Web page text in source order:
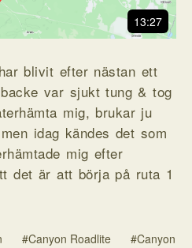
13:27
blivit efter nästan ett
var sjukt tung & tog
mig, brukar ju
idag kändes det som
mig efter
det är att börja på ruta 1
#Canyon Roadlite
#Canyon